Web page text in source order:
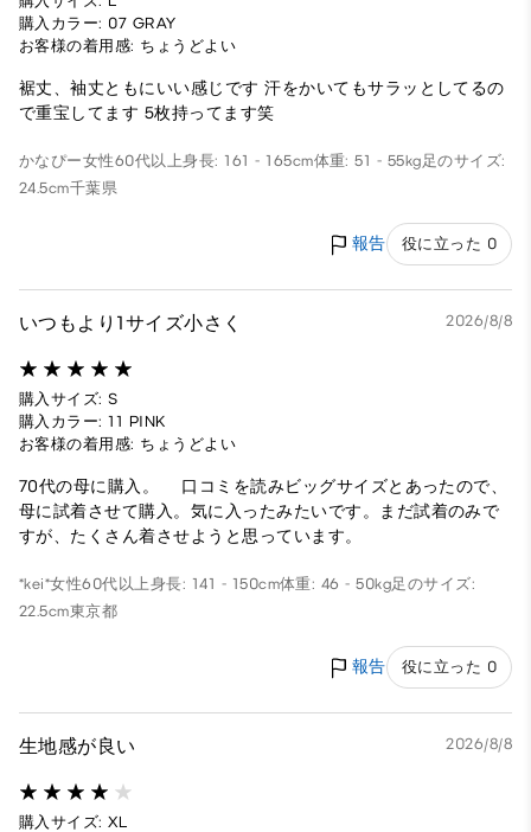
購入カラー: 07 GRAY
お客様の着用感: ちょうどよい
裾丈、袖丈ともにいい感じです 汗をかいてもサラッとしてるの
で重宝してます 5枚持ってます笑
かなぴー女性60代以上身長: 161 - 165cm体重: 51 - 55kg 足のサイズ:
24.5cm千葉県
報告 役に立った 0
いつもより1サイズ小さく 2026/8/8
購入サイズ: S
購入カラー: 11 PINK
お客様の着用感: ちょうどよい
70代の母に購入。 口コミを読みビッグサイズとあったので、
母に試着させて購入。気に入ったみたいです。まだ試着のみで
すが、たくさん着させようと思っています。
*kei*女性60代以上身長: 141 - 150cm体重: 46 - 50kg足のサイズ:
22.5cm東京都
報告 役に立った 0
生地感が良い 2026/8/8
購入サイズ: XL